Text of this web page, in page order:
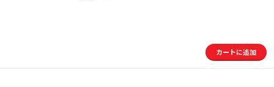
カートに追加